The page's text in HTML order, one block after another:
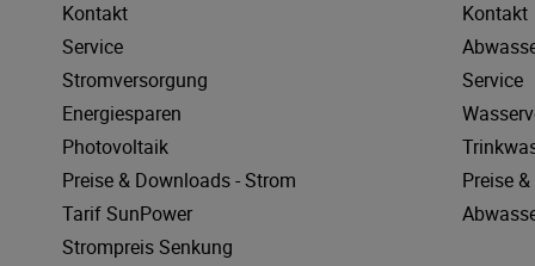
Kontakt
Service
Stromversorgung
Energiesparen
Photovoltaik
Preise & Downloads - Strom
Tarif SunPower
Strompreis Senkung
Kontakt
Service
Preise